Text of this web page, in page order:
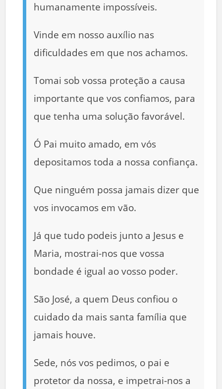
humanamente impossíveis.
Vinde em nosso auxílio nas
dificuldades em que nos achamos.
Tomai sob vossa proteção a causa
importante que vos confiamos, para
que tenha uma solução favorável.
Ó Pai muito amado, em vós
depositamos toda a nossa confiança.
Que ninguém possa jamais dizer que
vos invocamos em vão.
Já que tudo podeis junto a Jesus e
Maria, mostrai-nos que vossa
bondade é igual ao vosso poder.
São José, a quem Deus confiou o
cuidado da mais santa família que
jamais houve.
Sede, nós vos pedimos, o pai e
protetor da nossa, e impetrai-nos a